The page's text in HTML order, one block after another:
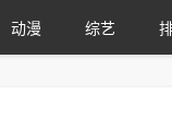
动漫 综艺